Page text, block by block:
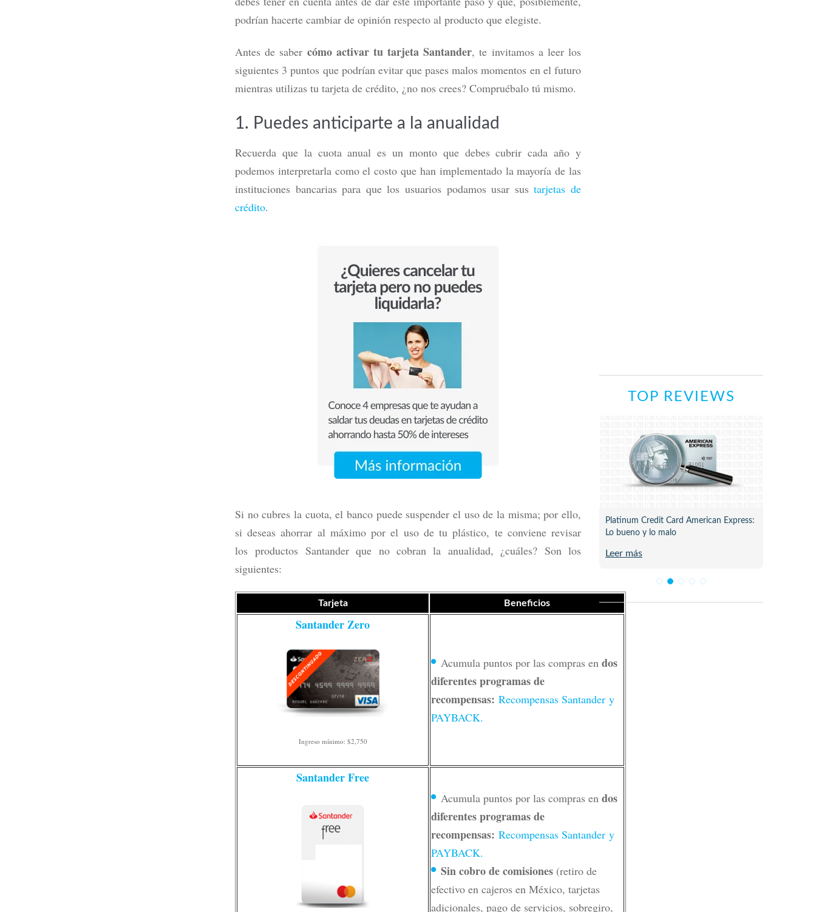
podrían hacerte cambiar de opinión respecto al producto que elegiste.
Antes de saber cómo activar tu tarjeta Santander, te invitamos a leer los
siguientes 3 puntos que podrían evitar que pases malos momentos en el futuro
mientras utilizas tu tarjeta de crédito, ¿no nos crees? Compruébalo tú mismo.
1. Puedes anticiparte a la anualidad
Recuerda que la cuota anual es un monto que debes cubrir cada año y
podemos interpretarla como el costo que han implementado la mayoría de las
instituciones bancarias para que los usuarios podamos usar sustarjetas de
crédito.
Si no cubres la cuota, el banco puede suspender el uso de la misma; por ello,
si deseas ahorrar al máximo por el uso de tu plástico, te conviene revisar
los productos Santander que no cobran la anualidad, ¿cuáles? Son los
siguientes:
Tarjeta Beneficios
Santander Zero
Ingreso mínimo: $2,750
Acumula puntos por las compras en dos
diferentes programas de
recompensas: Recompensas Santander y
PAYBACK.
Santander Free
Acumula puntos por las compras en dos
diferentes programas de
recompensas: Recompensas Santander y
PAYBACK.
Sin cobro de comisiones (retiro de
efectivo en cajeros en México, tarjetas
adicionales, pago de servicios, sobregiro,
TOP REVIEWS
Tarjeta Mercado Pago: ¿es de crédito o
débito?, cómo funciona y beneficios
Leer más
Tarjeta Volaris INVEX 0: ¿Conviene para
viajar? Costos y beneficios
Leer más
Platinum Credit Card American Express:
Lo bueno y lo malo
Leer más